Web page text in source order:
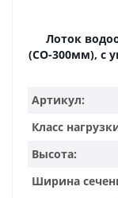
Лоток
(СО-300мм), с
Артикул:
Класс
Высота:
Ширина